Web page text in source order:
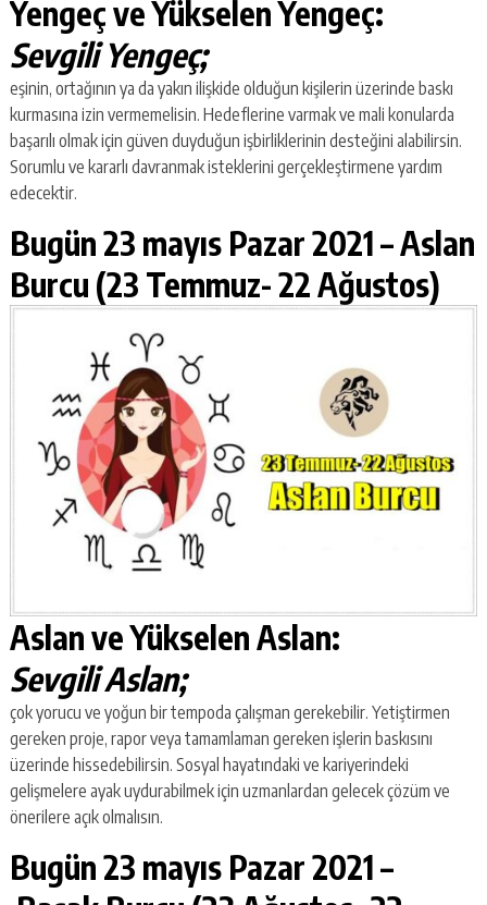
Yengeç ve Yükselen Yengeç:
Sevgili Yengeç;
eşinin, ortağının ya da yakın ilişkide olduğun kişilerin üzerinde baskı
kurmasına izin vermemelisin. Hedeflerine varmak ve mali konularda
başarılı olmak için güven duyduğun işbirliklerinin desteğini alabilirsin.
Sorumlu ve kararlı davranmak isteklerini gerçekleştirmene yardım
edecektir.
Bugün 23 mayıs Pazar 2021 –Aslan
Burcu (23 Temmuz- 22 Ağustos)
Aslan ve Yükselen Aslan:
Sevgili Aslan;
çok yorucu ve yoğun bir tempoda çalışman gerekebilir. Yetiştirmen
gereken proje, rapor veya tamamlaman gereken işlerin baskısını
üzerinde hissedebilirsin. Sosyal hayatındaki ve kariyerindeki
gelişmelere ayak uydurabilmek için uzmanlardan gelecek çözüm ve
önerilere açık olmalısın.
Bugün 23 mayıs Pazar 2021 –